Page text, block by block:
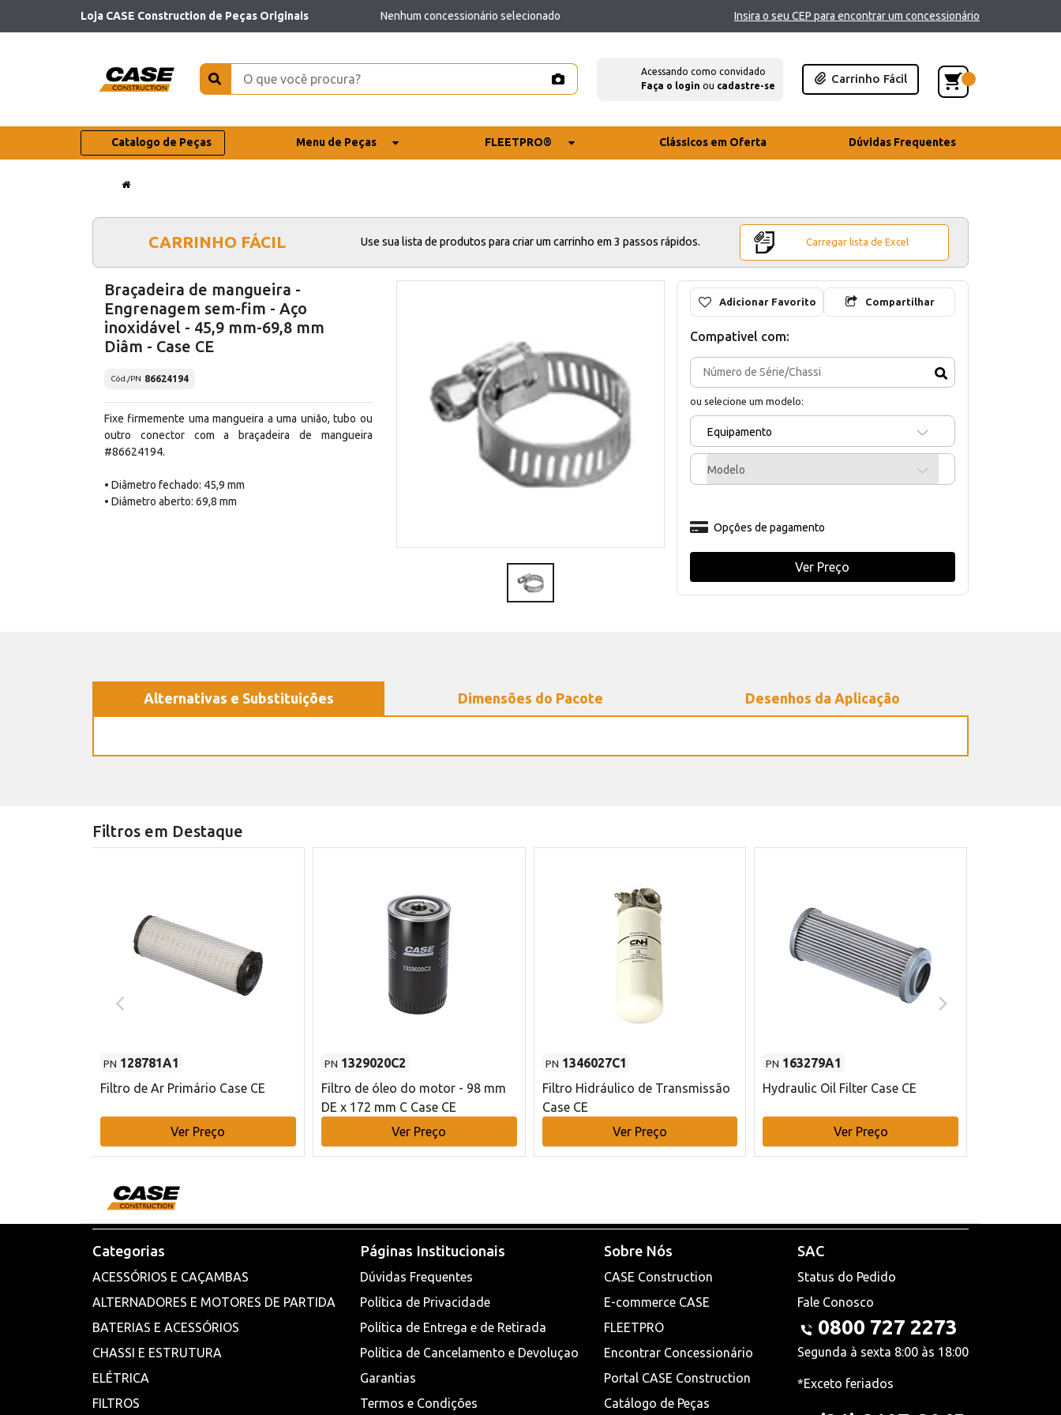
Loja CASE Construction de Peças Originais Nenhum concessionário selecionado Insira o seu CEP para encontrar um concessionário
Acessando como convidado
Faça o login ou cadastre-se
Carrinho Fácil
Catalogo de Peças Menu de Peças FLEETPRO® Clássicos em Oferta Dúvidas Frequentes
CARRINHO FÁCIL Use sua lista de produtos para criar um carrinho em 3 passos rápidos. Carregar lista de Excel
Braçadeira de mangueira -
Engrenagem sem-fim - Aço
inoxidável - 45,9 mm-69,8 mm
Diâm - Case CE
Cód./PN 86624194
Fixe firmemente uma mangueira a uma união, tubo ou
outro conector com a braçadeira de mangueira
#86624194.
• Diâmetro fechado: 45,9 mm
• Diâmetro aberto: 69,8 mm
Adicionar Favorito Compartilhar
Compativel com:
ou selecione um modelo:
Equipamento
Modelo
Opções de pagamento
Ver Preço
Alternativas e Substituições Dimensões do Pacote Desenhos da Aplicação
Filtros em Destaque
PN 128781A1
Filtro de Ar Primário Case CE
Ver Preço
PN 1329020C2
Filtro de óleo do motor - 98 mm
DE x 172 mm C Case CE
Ver Preço
PN 1346027C1
Filtro Hidráulico de Transmissão
Case CE
Ver Preço
PN 163279A1
Hydraulic Oil Filter Case CE
Ver Preço
Categorias
ACESSÓRIOS E CAÇAMBAS
ALTERNADORES E MOTORES DE PARTIDA
BATERIAS E ACESSÓRIOS
CHASSI E ESTRUTURA
ELÉTRICA
FILTROS
Páginas Institucionais
Dúvidas Frequentes
Política de Privacidade
Política de Entrega e de Retirada
Política de Cancelamento e Devoluçao
Garantias
Termos e Condições
Sobre Nós
CASE Construction
E-commerce CASE
FLEETPRO
Encontrar Concessionário
Portal CASE Construction
Catálogo de Peças
SAC
Status do Pedido
Fale Conosco
0800 727 2273
Segunda à sexta 8:00 às 18:00
*Exceto feriados